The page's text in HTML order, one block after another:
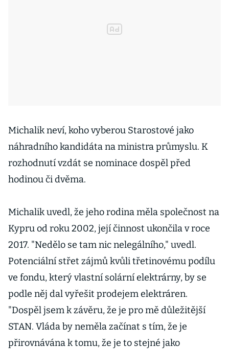
Michalik neví, koho vyberou Starostové jako
náhradního kandidáta na ministra průmyslu. K
rozhodnutí vzdát se nominace dospěl před
hodinou či dvěma.
Michalik uvedl, že jeho rodina měla společnost na
Kypru od roku 2002, její činnost ukončila v roce
2017. "Nedělo se tam nic nelegálního," uvedl.
Potenciální střet zájmů kvůli třetinovému podílu
ve fondu, který vlastní solární elektrárny, by se
podle něj dal vyřešit prodejem elektráren.
"Dospěl jsem k závěru, že je pro mě důležitější
STAN. Vláda by neměla začínat s tím, že je
přirovnávána k tomu, že je to stejné jako